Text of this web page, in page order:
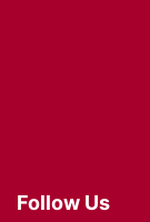
Follow Us